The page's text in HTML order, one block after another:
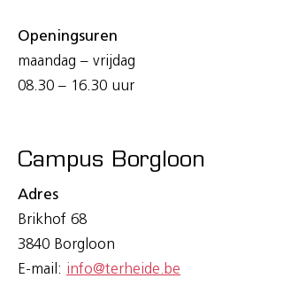
Openingsuren
maandag – vrijdag
08.30 – 16.30 uur
Campus Borgloon
Adres
Brikhof 68
3840 Borgloon
E-mail: info@terheide.be